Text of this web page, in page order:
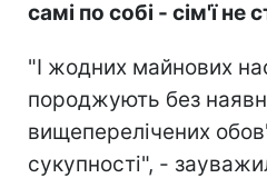
самі по собі - сім'ї
"І жодних майнових
породжують без
вищеперелічених
сукупності", -